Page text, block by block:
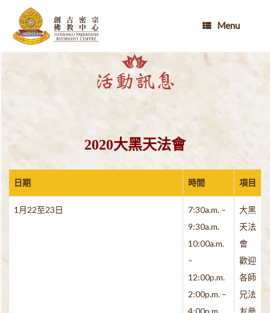
content
Menu
2020大黑天法會
日期 時間 項目
1月22至23日
7:30a.m. –
9:30a.m.
10:00a.m.
–
12:00p.m.
2:00p.m. –
4:00p.m.
大黑
天法
會
歡迎
各師
兄法
友參